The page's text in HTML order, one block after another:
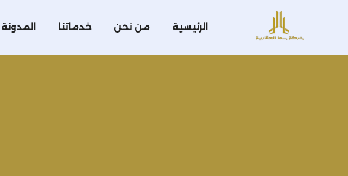
الرئيسية من نحن خدماتنا المدونة